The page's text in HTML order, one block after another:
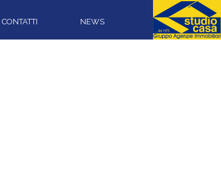
CONTATTI NEWS